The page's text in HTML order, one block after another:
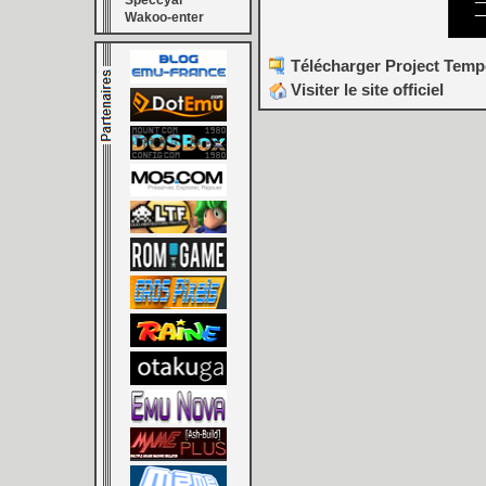
Wakoo-enter
Télécharger Project
Visiter le site officiel